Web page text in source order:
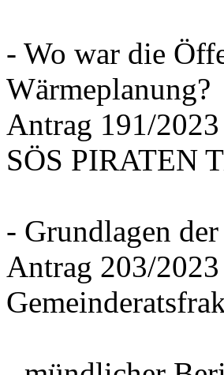
- Wo war die
Wärmeplanung?
Antrag 191/
SÖS PIRATEN
- Grundlagen
Antrag 203/